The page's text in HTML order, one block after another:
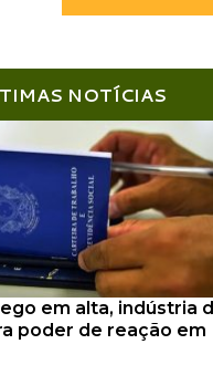
NOTÍCIAS
em alta, indústria
poder de reação em